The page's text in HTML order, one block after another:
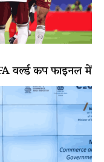
वर्ल्ड कप फाइनल में